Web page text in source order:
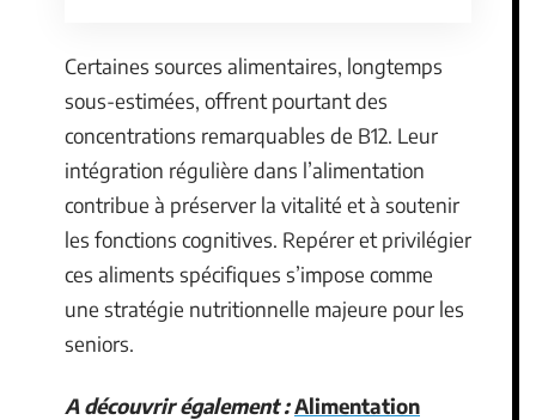
Certaines sources alimentaires, longtemps
sous-estimées, offrent pourtant des
concentrations remarquables de B12. Leur
intégration régulière dans l’alimentation
contribue à préserver la vitalité et à soutenir
les fonctions cognitives. Repérer et privilégier
ces aliments spécifiques s’impose comme
une stratégie nutritionnelle majeure pour les
seniors.
A découvrir également :Alimentation